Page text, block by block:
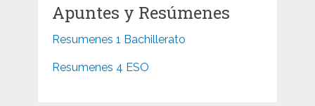
Apuntes y Resúmenes
Resumenes 1 Bachillerato
Resumenes 4 ESO